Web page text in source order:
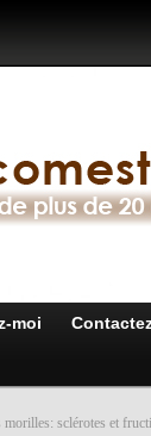
moi
morilles: sclérotes et